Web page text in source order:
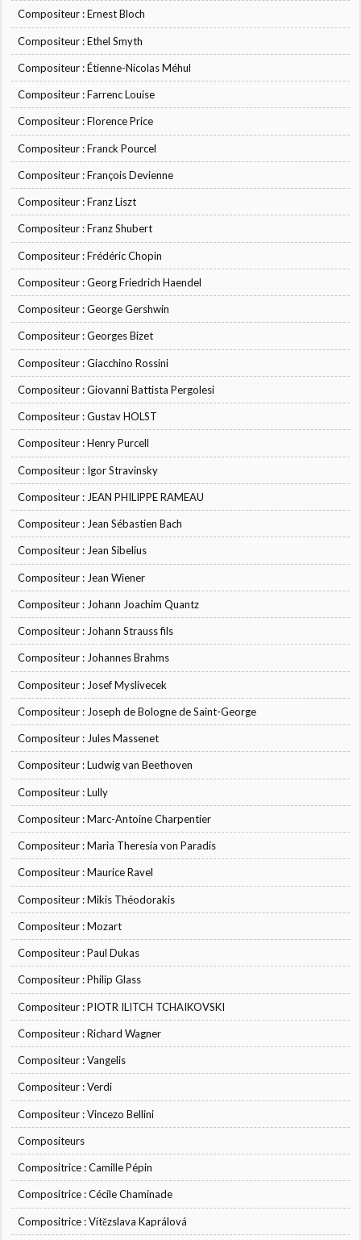
Compositeur : Ernest Bloch
Compositeur : Ethel Smyth
Compositeur : Étienne-Nicolas Méhul
Compositeur : Farrenc Louise
Compositeur : Florence Price
Compositeur : Franck Pourcel
Compositeur : François Devienne
Compositeur : Franz Liszt
Compositeur : Franz Shubert
Compositeur : Frédéric Chopin
Compositeur : Georg Friedrich Haendel
Compositeur : George Gershwin
Compositeur : Georges Bizet
Compositeur : Giacchino Rossini
Compositeur : Giovanni Battista Pergolesi
Compositeur : Gustav HOLST
Compositeur : Henry Purcell
Compositeur : Igor Stravinsky
Compositeur : JEAN PHILIPPE RAMEAU
Compositeur : Jean Sébastien Bach
Compositeur : Jean Sibelius
Compositeur : Jean Wiener
Compositeur : Johann Joachim Quantz
Compositeur : Johann Strauss fils
Compositeur : Johannes Brahms
Compositeur : Josef Myslivecek
Compositeur : Joseph de Bologne de Saint-George
Compositeur : Jules Massenet
Compositeur : Ludwig van Beethoven
Compositeur : Lully
Compositeur : Marc-Antoine Charpentier
Compositeur : Maria Theresia von Paradis
Compositeur : Maurice Ravel
Compositeur : Mikis Théodorakis
Compositeur : Mozart
Compositeur : Paul Dukas
Compositeur : Philip Glass
Compositeur : PIOTR ILITCH TCHAIKOVSKI
Compositeur : Richard Wagner
Compositeur : Vangelis
Compositeur : Verdi
Compositeur : Vincezo Bellini
Compositeurs
Compositrice : Camille Pépin
Compositrice : Cécile Chaminade
Compositrice : Vítězslava Kaprálová